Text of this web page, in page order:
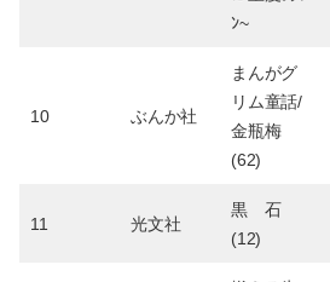
ﾝ~
10 ぶんか社
まんがグ
リム童話/
金瓶梅
(62)
11 光文社
黒 石
(12)